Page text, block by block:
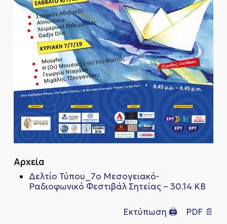
Αρχεία
Δελτίο Τύπου_7ο Μεσογειακό-
Ραδιοφωνικό Φεστιβάλ Σητείας – 30.14 KB
Εκτύπωση 🖨 PDF 📄